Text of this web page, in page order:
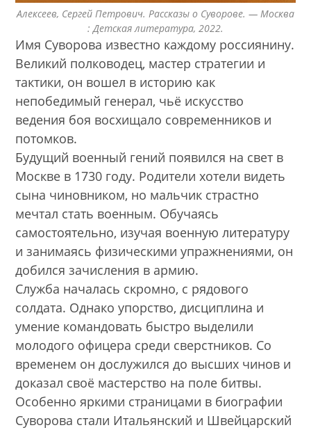
Алексеев, Сергей Петрович. Рассказы о Суворове. — Москва
: Детская литература, 2022.
Имя Суворова известно каждому россиянину.
Великий полководец, мастер стратегии и
тактики, он вошел в историю как
непобедимый генерал, чьё искусство
ведения боя восхищало современников и
потомков.
Будущий военный гений появился на свет в
Москве в 1730 году. Родители хотели видеть
сына чиновником, но мальчик страстно
мечтал стать военным. Обучаясь
самостоятельно, изучая военную литературу
и занимаясь физическими упражнениями, он
добился зачисления в армию.
Служба началась скромно, с рядового
солдата. Однако упорство, дисциплина и
умение командовать быстро выделили
молодого офицера среди сверстников. Со
временем он дослужился до высших чинов и
доказал своё мастерство на поле битвы.
Особенно яркими страницами в биографии
Суворова стали Итальянский и Швейцарский